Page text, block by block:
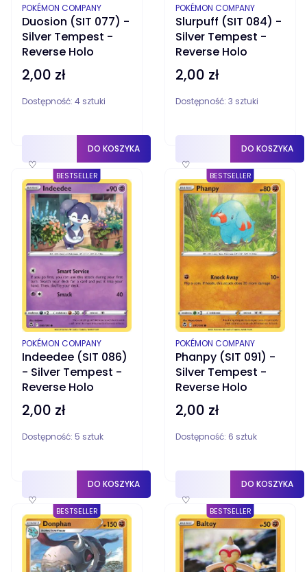
Duosion (SIT 077) -
Silver Tempest -
Reverse Holo
PRODUCENT
POKÉMON COMPANY
Cena
2,00 zł
Dostępność: 4 sztuki
♡
DO KOSZYKA
Slurpuff (SIT 084) -
Silver Tempest -
Reverse Holo
PRODUCENT
POKÉMON COMPANY
Cena
2,00 zł
Dostępność: 3 sztuki
♡
DO KOSZYKA
BESTSELLER
Indeedee (SIT 086)
- Silver Tempest -
Reverse Holo
PRODUCENT
POKÉMON COMPANY
Cena
2,00 zł
Dostępność: 5 sztuk
♡
DO KOSZYKA
BESTSELLER
Phanpy (SIT 091) -
Silver Tempest -
Reverse Holo
PRODUCENT
POKÉMON COMPANY
Cena
2,00 zł
Dostępność: 6 sztuk
♡
DO KOSZYKA
BESTSELLER BESTSELLER